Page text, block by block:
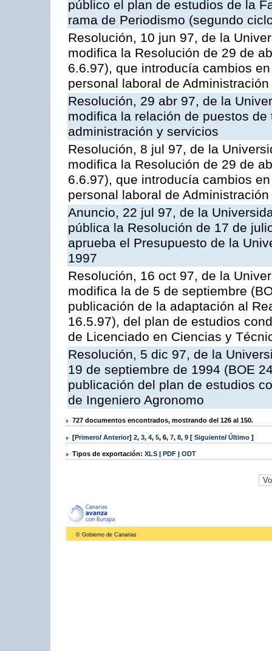
público el plan de estudios de la
rama de Periodismo (segundo
Resolución, 10 jun 97, de la
modifica la Resolución de 29 de
6.6.97), que introducía cambios
personal laboral de
Resolución, 29 abr 97, de la
modifica la relación de puestos
administración y servicios
Resolución, 8 jul 97, de la
modifica la Resolución de 29 de
6.6.97), que introducía cambios
personal laboral de
Anuncio, 22 jul 97, de la
pública la Resolución de 17 de
aprueba el Presupuesto de la
1997
Resolución, 16 oct 97, de la
modifica la de 5 de septiembre
publicación de la adaptación al
16.5.97), del plan de estudios
de Licenciado en Ciencias y
Resolución, 5 dic 97, de la
19 de septiembre de 1994 (BOE
publicación del plan de estudios
de Ingeniero Agronomo
727 documentos encontrados, mostrando del 126 al 150.
[Primero/ Anterior] 2, 3, 4, 5, 6, 7, 8, 9 [ Siguiente/ Último ]
Tipos de exportación: XLS | PDF | ODT
© Gobierno de Canarias